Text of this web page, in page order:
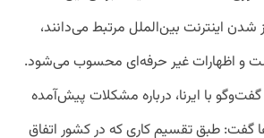
شدن اینترنت بین‌الملل مرتبط می‌دانند،
و اظهارات غیر حرفه‌ای محسوب می‌شود.
با ایرنا، درباره مشکلات پیش‌آمده
گفت: طبق تقسیم کاری که در کشور اتفاق